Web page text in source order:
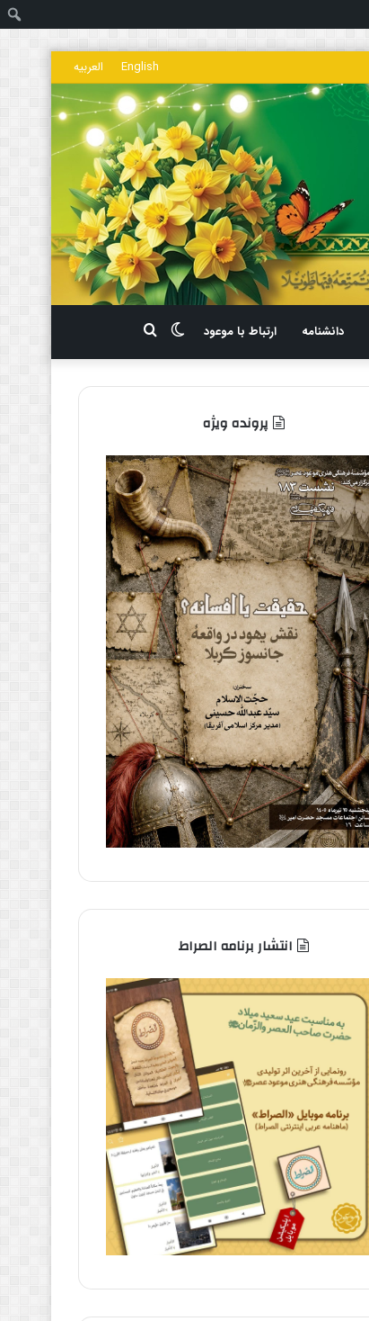
English العربیه
دانشنامه ارتباط با موعود
برای
تغییر
پوسته
پرونده ویژه
انتشار برنامه الصراط